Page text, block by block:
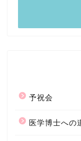
予祝会
医学博士への